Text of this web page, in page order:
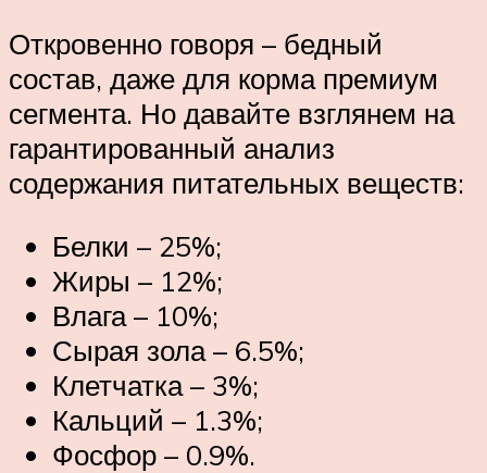
Откровенно говоря – бедный
состав, даже для корма премиум
сегмента. Но давайте взглянем на
гарантированный анализ
содержания питательных веществ:
Белки – 25%;
Жиры – 12%;
Влага – 10%;
Сырая зола – 6.5%;
Клетчатка – 3%;
Кальций – 1.3%;
Фосфор – 0.9%.